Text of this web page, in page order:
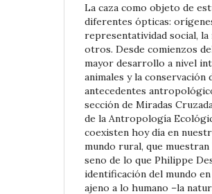
La caza como objeto de
diferentes ópticas:
representatividad social,
otros. Desde comienzos
mayor desarrollo a nivel
animales y la conservación
antecedentes
sección de Miradas
de la Antropología
coexisten hoy día en
mundo rural, que
seno de lo que Philippe
identificación del mundo
ajeno a lo humano –la